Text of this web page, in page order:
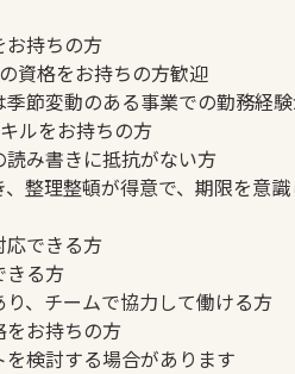
持ちの方
資格をお持ちの方歓迎
節変動のある事業での勤務経
ルをお持ちの方
み書きに抵抗がない方
整理整頓が得意で、期限を意
できる方
きる方
、チームで協力して働ける方
お持ちの方
検討する場合があります